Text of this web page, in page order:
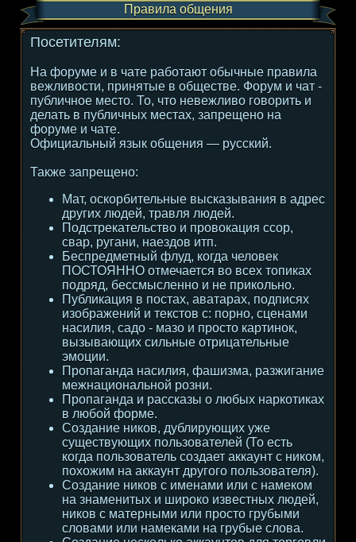
Правила общения
Посетителям:
На форуме и в чате работают обычные правила
вежливости, принятые в обществе. Форум и чат -
публичное место. То, что невежливо говорить и
делать в публичных местах, запрещено на
форуме и чате.
Официальный язык общения — русский.
Также запрещено:
Мат, оскорбительные высказывания в адрес
других людей, травля людей.
Подстрекательство и провокация ссор,
свар, ругани, наездов итп.
Беспредметный флуд, когда человек
ПОСТОЯННО отмечается во всех топиках
подряд, бессмысленно и не прикольно.
Публикация в постах, аватарах, подписях
изображений и текстов с: порно, сценами
насилия, садо - мазо и просто картинок,
вызывающих сильные отрицательные
эмоции.
Пропаганда насилия, фашизма, разжигание
межнациональной розни.
Пропаганда и рассказы о любых наркотиках
в любой форме.
Создание ников, дублирующих уже
существующих пользователей (То есть
когда пользователь создает аккаунт с ником,
похожим на аккаунт другого пользователя).
Создание ников с именами или с намеком
на знаменитых и широко известных людей,
ников с матерными или просто грубыми
словами или намеками на грубые слова.